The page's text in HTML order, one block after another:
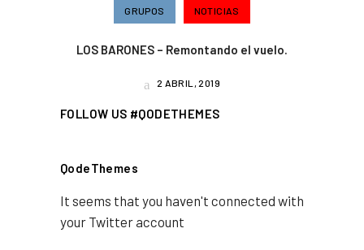
GRUPOS NOTICIAS
LOS BARONES – Remontando el vuelo.
2 ABRIL, 2019
FOLLOW US #QODETHEMES
QodeThemes
It seems that you haven't connected with
your Twitter account